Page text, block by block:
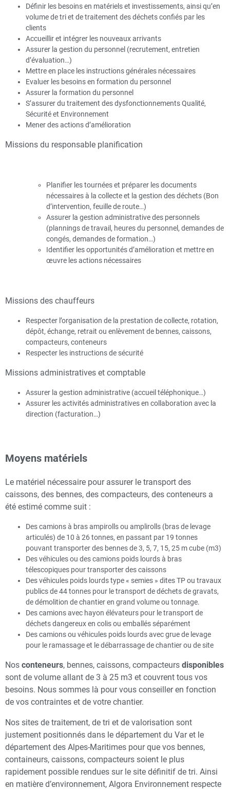
Définir les besoins en matériels et investissements, ainsi qu’en
volume de tri et de traitement des déchets confiés par les
clients
Accueillir et intégrer les nouveaux arrivants
Assurer la gestion du personnel (recrutement, entretien
d’évaluation…)
Mettre en place les instructions générales nécessaires
Evaluer les besoins en formation du personnel
Assurer la formation du personnel
S’assurer du traitement des dysfonctionnements Qualité,
Sécurité et Environnement
Mener des actions d’amélioration
Missions du responsable planification
Planifier les tournées et préparer les documents
nécessaires à la collecte et la gestion des déchets (Bon
d’intervention, feuille de route…)
Assurer la gestion administrative des personnels
(plannings de travail, heures du personnel, demandes de
congés, demandes de formation…)
Identifier les opportunités d’amélioration et mettre en
œuvre les actions nécessaires
Missions des chauffeurs
Respecter l’organisation de la prestation de collecte, rotation,
dépôt, échange, retrait ou enlèvement de bennes, caissons,
compacteurs, conteneurs
Respecter les instructions de sécurité
Missions administratives et comptable
Assurer la gestion administrative (accueil téléphonique…)
Assurer les activités administratives en collaboration avec la
direction (facturation…)
Moyens matériels
Le matériel nécessaire pour assurer le transport des
caissons, des bennes, des compacteurs, des conteneurs a
été estimé comme suit :
Des camions à bras ampirolls ou amplirolls (bras de levage
articulés) de 10 à 26 tonnes, en passant par 19 tonnes
pouvant transporter des bennes de 3, 5, 7, 15, 25 m cube (m3)
Des véhicules ou des camions poids lourds à bras
télescopiques pour transporter des caissons
Des véhicules poids lourds type « semies » dites TP ou travaux
publics de 44 tonnes pour le transport de déchets de gravats,
de démolition de chantier en grand volume ou tonnage.
Des camions avec hayon élévateurs pour le transport de
déchets dangereux en colis ou emballés séparément
Des camions ou véhicules poids lourds avec grue de levage
pour le ramassage et le débarrassage de chantier ou de site
Nos conteneurs, bennes, caissons, compacteurs disponibles
sont de volume allant de 3 à 25 m3 et couvrent tous vos
besoins. Nous sommes là pour vous conseiller en fonction
de vos contraintes et de votre chantier.
Nos sites de traitement, de tri et de valorisation sont
justement positionnés dans le département du Var et le
département des Alpes-Maritimes pour que vos bennes,
containeurs, caissons, compacteurs soient le plus
rapidement possible rendues sur le site définitif de tri. Ainsi
en matière d’environnement, Algora Environnement respecte